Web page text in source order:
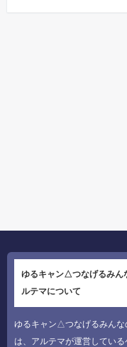
ゆるキャン△つなげるみん
ルテマについて
ゆるキャン△つなげるみんな
は、アルテマが運営してい